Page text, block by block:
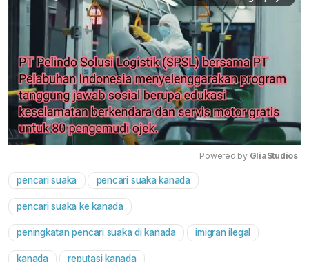
Powered by GliaStudios
pencari suaka pencari suaka kanada
pencari suaka ke kanada
peningkatan pencari suaka di kanada imigran ilegal
kanada reputasi kanada